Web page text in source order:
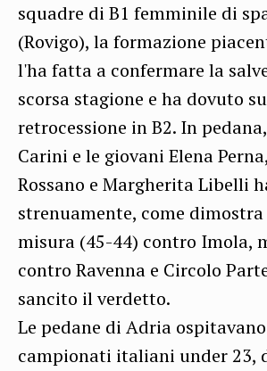
squadre di B1 femminile di
(Rovigo), la formazione
l'ha fatta a confermare la
scorsa stagione e ha dovuto
retrocessione in B2. In
Carini e le giovani Elena
Rossano e Margherita Libelli
strenuamente, come
misura (45-44) contro Imola,
contro Ravenna e Circolo
sancito il verdetto.
Le pedane di Adria
campionati italiani under 23,